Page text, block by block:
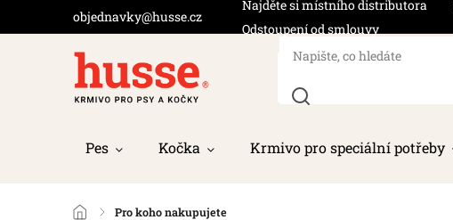
objednavky@husse.cz
Najděte si místního distributora
Odstoupení od smlouvy
Pes Kočka Krmivo pro speciální potřeby
/ Pro koho nakupujete